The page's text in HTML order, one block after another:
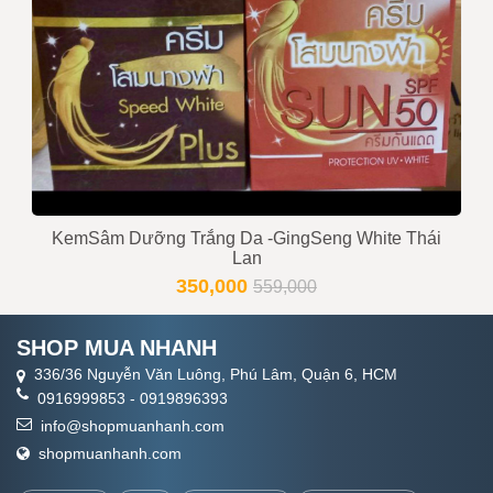
KemSâm Dưỡng Trắng Da -GingSeng White Thái
Lan
350,000 559,000
SHOP MUA NHANH
336/36 Nguyễn Văn Luông, Phú Lâm, Quận 6, HCM
0916999853 - 0919896393
info@shopmuanhanh.com
shopmuanhanh.com